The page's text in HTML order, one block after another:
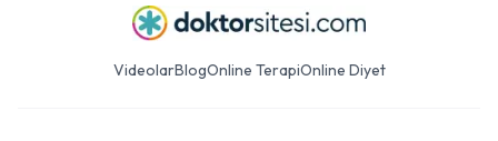
VideolarBlogOnline TerapiOnline Diyet